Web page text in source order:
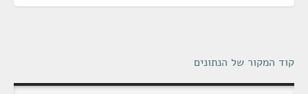
קוד המקור של הנתונים